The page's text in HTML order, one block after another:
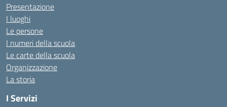
Presentazione
I luoghi
Le persone
I numeri della scuola
Le carte della scuola
Organizzazione
La storia
I Servizi